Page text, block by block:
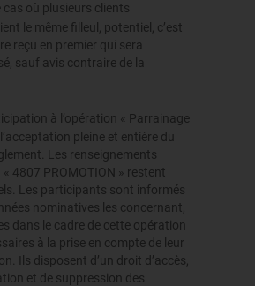
cas où plusieurs clients
le même filleul, potentiel, c’est
reçu en premier qui sera
sauf avis contraire de la
à l’opération « Parrainage
pleine et entière du
Les renseignements
4807 PROMOTION » restent
Les participants sont informés
nominatives les concernant,
dans le cadre de cette opération
à la prise en compte de leur
Ils disposent d’un droit d’accès,
et de suppression des